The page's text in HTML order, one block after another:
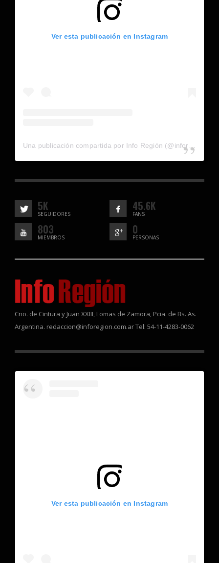
Ver esta publicación en Instagram
5K
SEGUIDORES
45.6K
FANS
803
MIEMBROS
0
PERSONAS
Cno. de Cintura y Juan XXIII, Lomas de Zamora, Pcia. de Bs. As.
Argentina. redaccion@inforegion.com.ar Tel: 54-11-4283-0062
Ver esta publicación en Instagram